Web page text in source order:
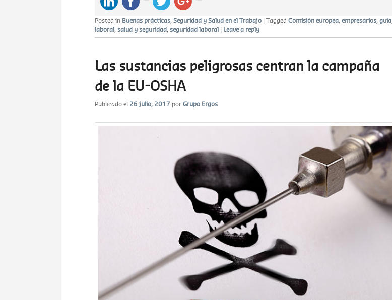
Posted in Buenas prácticas Seguridad y Salud en el Trabajo Tagged Comisión europea empresarios guía
laboral salud y seguridad seguridad laboral Leave a reply
Las sustancias peligrosas centran la campaña
de la EU-OSHA
Publicado el 26 julio, 2017 por Grupo Ergos